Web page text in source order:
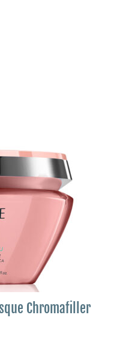
Chromafiller